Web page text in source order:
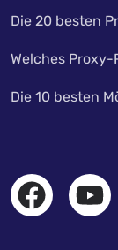
Die 20 besten
Welches
Die 10 besten